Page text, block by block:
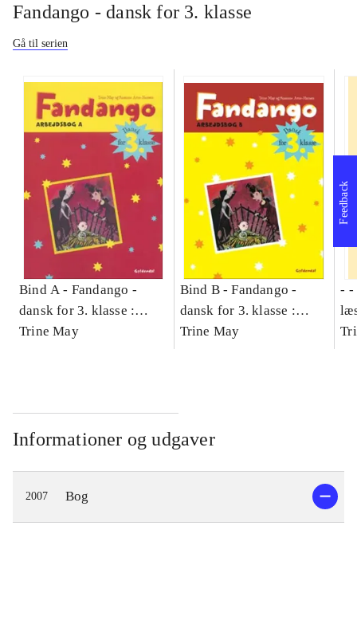
Fandango - dansk for 3. klasse
Gå til serien
Bind A - Fandango -
dansk for 3. klasse :
grundbog -- Arbejdsbog.
Trine May
Bind B -Fandango -
dansk for 3. klasse :
grundbog -- Arbejdsbog.
Trine May
- -
-
Informationer og udgaver
2007 Bog
Feedback